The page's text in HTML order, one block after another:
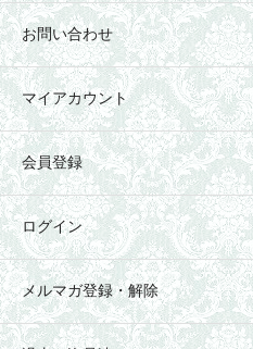
お問い合わせ
マイアカウント
会員登録
ログイン
メルマガ登録・解除